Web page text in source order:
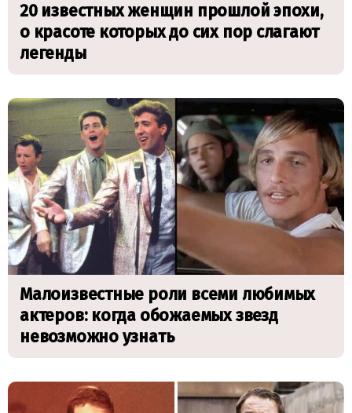
20 известных женщин прошлой эпохи,
о красоте которых до сих пор слагают
легенды
Малоизвестные роли всеми любимых
актеров: когда обожаемых звезд
невозможно узнать